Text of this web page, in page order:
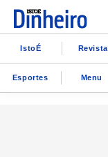
IstoÉ Revista
Esportes Menu